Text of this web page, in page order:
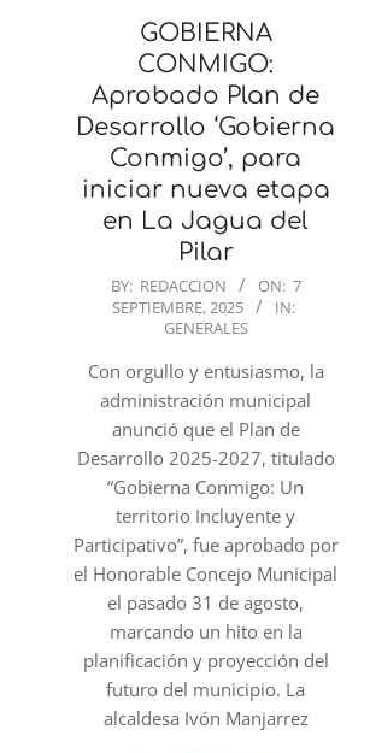
GOBIERNA
CONMIGO:
Aprobado Plan de
Desarrollo ‘Gobierna
Conmigo’, para
iniciar nueva etapa
en La Jagua del
Pilar
2025-BY: REDACCION ON: 7
SEPTIEMBRE, 2025
IN:
GENERALES
Con orgullo y entusiasmo, la
administración municipal
anunció que el Plan de
Desarrollo 2025-2027, titulado
“Gobierna Conmigo: Un
territorio Incluyente y
Participativo”, fue aprobado por
el Honorable Concejo Municipal
el pasado 31 de agosto,
marcando un hito en la
planificación y proyección del
futuro del municipio. La
alcaldesa Ivón Manjarrez